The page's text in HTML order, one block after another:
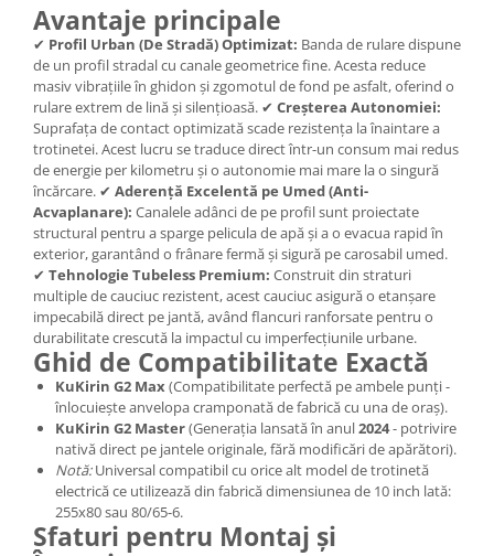
Avantaje principale
✔ Profil Urban (De Stradă) Optimizat: Banda de rulare dispune
de un profil stradal cu canale geometrice fine. Acesta reduce
masiv vibrațiile în ghidon și zgomotul de fond pe asfalt, oferind o
rulare extrem de lină și silențioasă. ✔ Creșterea Autonomiei:
Suprafața de contact optimizată scade rezistența la înaintare a
trotinetei. Acest lucru se traduce direct într-un consum mai redus
de energie per kilometru și o autonomie mai mare la o singură
încărcare. ✔ Aderență Excelentă pe Umed (Anti-
Acvaplanare): Canalele adânci de pe profil sunt proiectate
structural pentru a sparge pelicula de apă și a o evacua rapid în
exterior, garantând o frânare fermă și sigură pe carosabil umed.
✔ Tehnologie Tubeless Premium: Construit din straturi
multiple de cauciuc rezistent, acest cauciuc asigură o etanșare
impecabilă direct pe jantă, având flancuri ranforsate pentru o
durabilitate crescută la impactul cu imperfecțiunile urbane.
Ghid de Compatibilitate Exactă
KuKirin G2 Max(Compatibilitate perfectă pe ambele punți -
înlocuiește anvelopa cramponată de fabrică cu una de oraș).
KuKirin G2 Master(Generația lansată în anul2024- potrivire
nativă direct pe jantele originale, fără modificări de apărători).
Notă:Universal compatibil cu orice alt model de trotinetă
electrică ce utilizează din fabrică dimensiunea de 10 inch lată:
255x80 sau 80/65-6.
Sfaturi pentru Montaj și